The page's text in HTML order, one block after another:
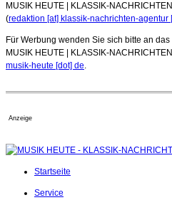
MUSIK HEUTE | KLASSIK-
(redaktion [at] klassik-nachrichten-agentur
Für Werbung wenden Sie sich bitte an das
MUSIK HEUTE | KLASSIK-
musik-heute [dot] de.
Anzeige
Startseite
Service